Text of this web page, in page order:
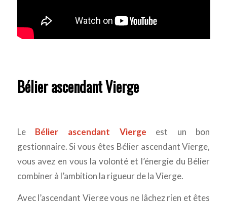
Bélier ascendant Vierge
Le Bélier ascendant Vierge est un bon
gestionnaire. Si vous êtes Bélier ascendant Vierge,
vous avez en vous la volonté et l’énergie du Bélier
combiner à l’ambition la rigueur de la Vierge.
Avec l’ascendant Vierge vous ne lâchez rien et êtes